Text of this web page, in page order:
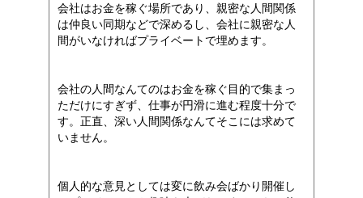
会社はお金を稼ぐ場所であり、親密な人間関係
は仲良い同期などで深めるし、会社に親密な人
間がいなければプライベートで埋めます。
会社の人間なんてのはお金を稼ぐ目的で集まっ
ただけにすぎず、仕事が円滑に進む程度十分で
す。正直、深い人間関係なんてそこには求めて
いません。
個人的な意見としては変に飲み会ばかり開催し